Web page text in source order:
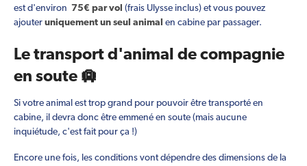
est d'environ 75€ par vol (frais Ulysse inclus) et vous pouvez
ajouter uniquement un seul animal en cabine par passager.
Le transport d'animal de compagnie
en soute 🛄
Si votre animal est trop grand pour pouvoir être transporté en
cabine, il devra donc être emmené en soute (mais aucune
inquiétude, c'est fait pour ça !)
Encore une fois, les conditions vont dépendre des dimensions de la